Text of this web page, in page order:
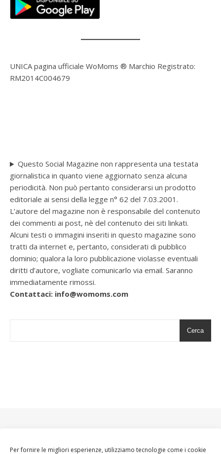
Per fornire le migliori esperienze, utilizziamo tecnologie come i cookie
UNICA pagina ufficiale WoMoms ® Marchio Registrato:
RM2014C004679
Questo Social Magazine non rappresenta una testata
giornalistica in quanto viene aggiornato senza alcuna
periodicità. Non può pertanto considerarsi un prodotto
editoriale ai sensi della legge n° 62 del 7.03.2001.
L’autore del magazine non è responsabile del contenuto
dei commenti ai post, nè del contenuto dei siti linkati.
Alcuni testi o immagini inseriti in questo magazine sono
tratti da internet e, pertanto, considerati di pubblico
dominio; qualora la loro pubblicazione violasse eventuali
diritti d’autore, vogliate comunicarlo via email. Saranno
immediatamente rimossi.
Contattaci: info@womoms.com
Cerca